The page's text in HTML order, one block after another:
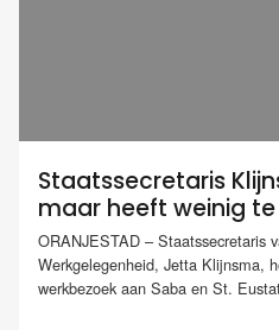
Staatssecretaris
maar heeft weinig
ORANJESTAD – Staatssecretaris
Werkgelegenheid, Jetta Klijnsma,
werkbezoek aan Saba en St.